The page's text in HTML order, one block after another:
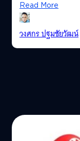
Read More
วงศกร ปฐมชัยวัฒน์